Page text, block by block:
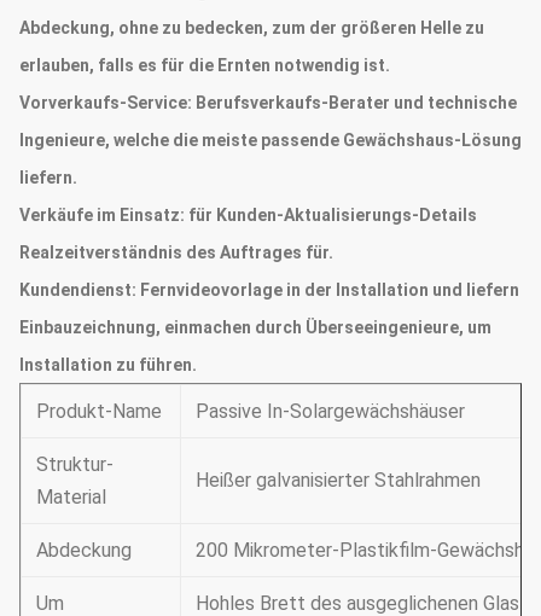
Abdeckung, ohne zu bedecken, zum der größeren Helle zu
erlauben, falls es für die Ernten notwendig ist.
Vorverkaufs-Service: Berufsverkaufs-Berater und technische
Ingenieure, welche die meiste passende Gewächshaus-Lösung
liefern.
Verkäufe im Einsatz: für Kunden-Aktualisierungs-Details
Realzeitverständnis des Auftrages für.
Kundendienst: Fernvideovorlage in der Installation und liefern
Einbauzeichnung, einmachen durch Überseeingenieure, um
Installation zu führen.
Produkt-Name Passive In-Solargewächshäuser
Struktur-
Material
Heißer galvanisierter Stahlrahmen
Abdeckung 200 Mikrometer-Plastikfilm-
Um
Hohles Brett des ausgeglichenen Glas-